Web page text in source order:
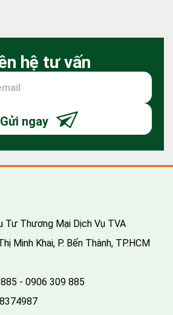
hệ tư vấn
Gửi ngay
Tư Thương Mại Dịch Vụ TVA
Minh Khai, P. Bến Thành, TP.HCM
- 0906 309 885